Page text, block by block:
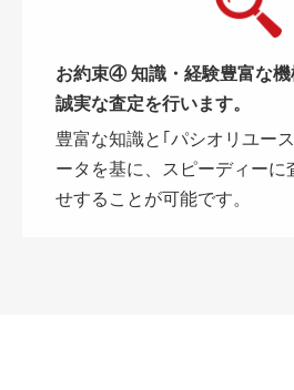
お約束④ 知識・経験豊富な
誠実な査定を行います。
豊富な知識と｢パシオリユー
ータを基に、スピーディーに
せすることが可能です。